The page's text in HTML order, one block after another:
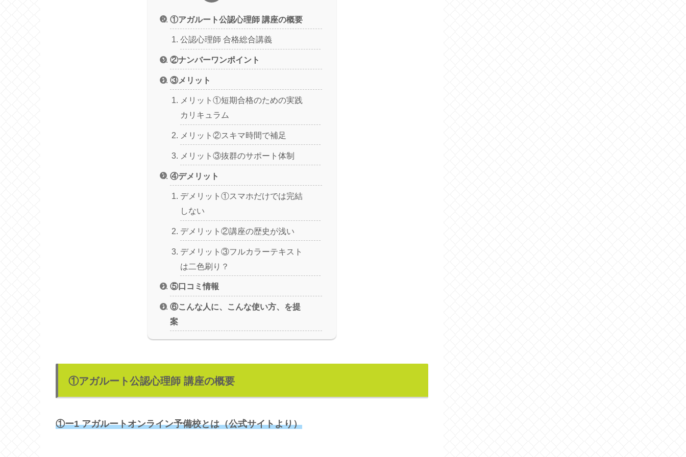
①アガルート公認心理師 講座の概要
公認心理師 合格総合講義
②ナンバーワンポイント
③メリット
メリット①短期合格のための実践
カリキュラム
メリット②スキマ時間で補足
メリット③抜群のサポート体制
④デメリット
デメリット①スマホだけでは完結
しない
デメリット②講座の歴史が浅い
デメリット③フルカラーテキスト
は二色刷り？
⑤口コミ情報
⑥こんな人に、こんな使い方、を提
案
①アガルート公認心理師 講座の概要
①ー1 アガルートオンライン予備校とは（公式サイトより）